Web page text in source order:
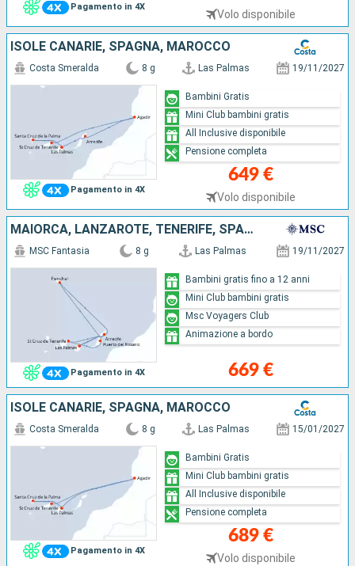
Pagamento in 4X
Volo disponibile
ISOLE CANARIE, SPAGNA, MAROCCO
Pagamento in 4X
Costa Smeralda 8 g Las Palmas 19/11/2027
649 €
Volo disponibile
Bambini Gratis
Mini Club bambini gratis
All Inclusive disponibile
Pensione completa
MAIORCA, LANZAROTE, TENERIFE, SPAGNA, PORTOGALLO
Pagamento in 4X
MSC Fantasia 8 g Las Palmas 19/11/2027
669 €
Bambini gratis fino a 12 anni
Mini Club bambini gratis
Msc Voyagers Club
Animazione a bordo
ISOLE CANARIE, SPAGNA, MAROCCO
Pagamento in 4X
Costa Smeralda 8 g Las Palmas 15/01/2027
689 €
Volo disponibile
Bambini Gratis
Mini Club bambini gratis
All Inclusive disponibile
Pensione completa